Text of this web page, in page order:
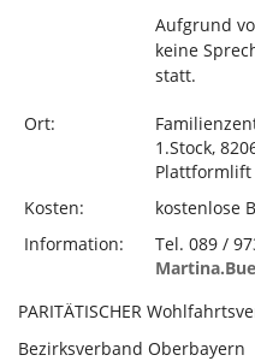
Aufgrund
keine
statt.
Ort:
1.Stock,
Plattformlift
Kosten:
kostenlose
Information:
Tel. 089 /
PARITÄTISCHER
Bezirksverband Oberbayern